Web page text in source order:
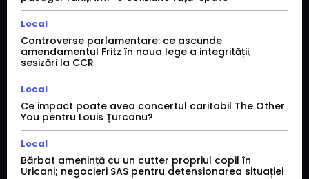
Local
Controverse parlamentare: ce ascunde
amendamentul Fritz în noua lege a integrității,
sesizări la CCR
Local
Ce impact poate avea concertul caritabil The Other
You pentru Louis Țurcanu?
Local
Bărbat amenință cu un cutter propriul copil în
Uricani; negocieri SAS pentru detensionarea situației